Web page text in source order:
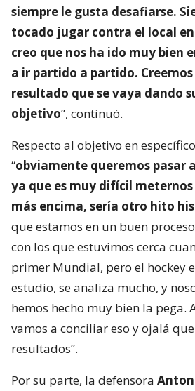
siempre le gusta desafiarse.
tocado jugar contra el local
creo que nos ha ido muy bien
a ir partido a partido.
resultado que se vaya dando
objetivo”, continuó.
Respecto al objetivo en
“obviamente queremos pasar
ya que es muy difícil meternos
más encima, sería otro hito
que estamos en un buen
con los que estuvimos cerca
primer Mundial, pero el hockey
estudio, se analiza mucho, y
hemos hecho muy bien la pega.
vamos a conciliar eso y ojalá que
resultados”.
Por su parte, la defensora